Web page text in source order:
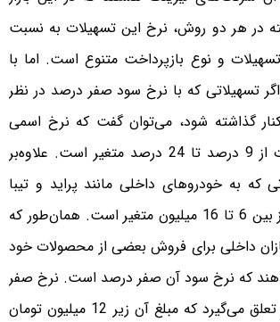
در هر دو روش، نرخ این تسهیلات به نسبت
و نوع بازپرداخت متنوع است. اما با
اگر تسهیلاتی که با نرخ سود صفر درصد در نظر
گذاشته شود، می‌توان گفت که نرخ اسمی
سالانه این تسهیلات از 9 درصد تا 24 درصد متغیر است. علاوه‌بر
که به خودرو‌های داخلی مانند پراید و تیبا
پرداخت می‌شود نیز بین 6 تا 16 میلیون متغیر است. همان‌طور که
داخلی برای فروش بعضی از محصولات خود
که نرخ سود آن صفر درصد است. نرخ صفر
درصد به تسهیلاتی تعلق می‌گیرد که مبلغ آن زیر 12 میلیون تومان